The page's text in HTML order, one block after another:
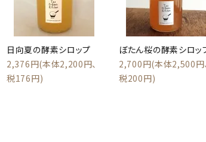
日向夏の酵素シロップ
2,376円(本体2,200円、
税176円)
ぼたん桜の酵素シロッ
2,700円(本体2,500円、
税200円)